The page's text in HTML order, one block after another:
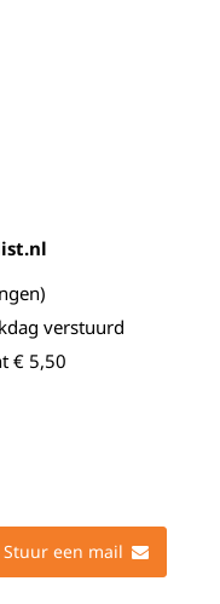
verstuurd
€ 5,50
Stuur een mail